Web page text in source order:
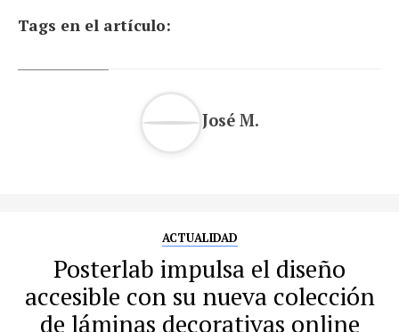
Tags en el artículo:
José M.
ACTUALIDAD
Posterlab impulsa el diseño
accesible con su nueva colección
de láminas decorativas online